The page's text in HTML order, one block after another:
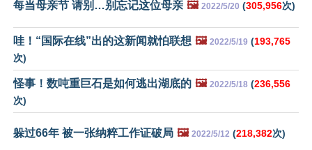
每当母亲节 请别…别忘记这位母亲 🖼️ 2022/5/20 (305,956次)
哇！“国际在线”出的这新闻就怕联想 🖼️ 2022/5/19 (193,765
次)
怪事！数吨重巨石是如何逃出湖底的 🖼️ 2022/5/18 (236,556
次)
躲过66年 被一张纳粹工作证破局 🖼️ 2022/5/12 (218,382次)